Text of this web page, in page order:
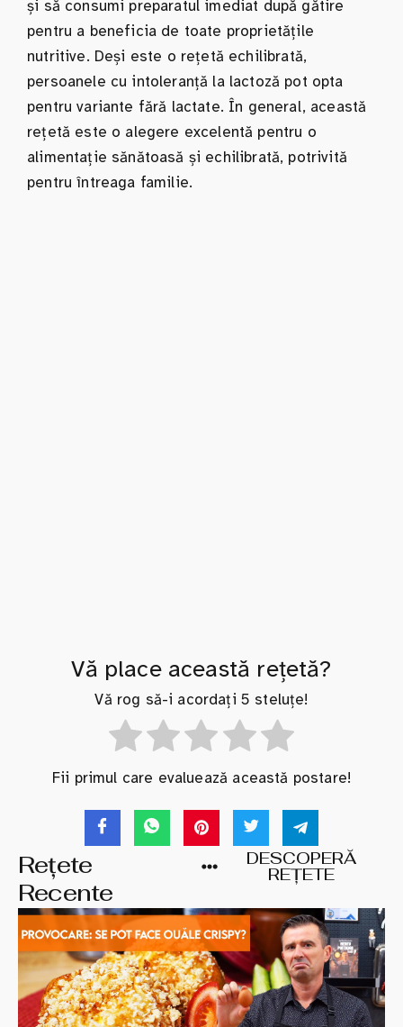
și să consumi preparatul imediat după gătire
pentru a beneficia de toate proprietățile
nutritive. Deși este o rețetă echilibrată,
persoanele cu intoleranță la lactoză pot opta
pentru variante fără lactate. În general, această
rețetă este o alegere excelentă pentru o
alimentație sănătoasă și echilibrată, potrivită
pentru întreaga familie.
Vă place această rețetă?
Vă rog să-i acordați 5 steluțe!
Fii primul care evaluează această postare!
Rețete
Recente
DESCOPERĂ
REȚETE